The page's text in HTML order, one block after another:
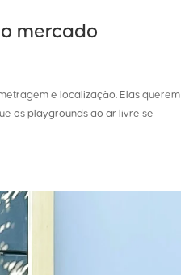
mercado
e localização. Elas querem
os playgrounds ao ar livre se